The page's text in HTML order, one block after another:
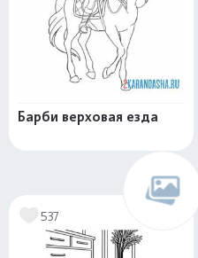
Барби верховая езда
537